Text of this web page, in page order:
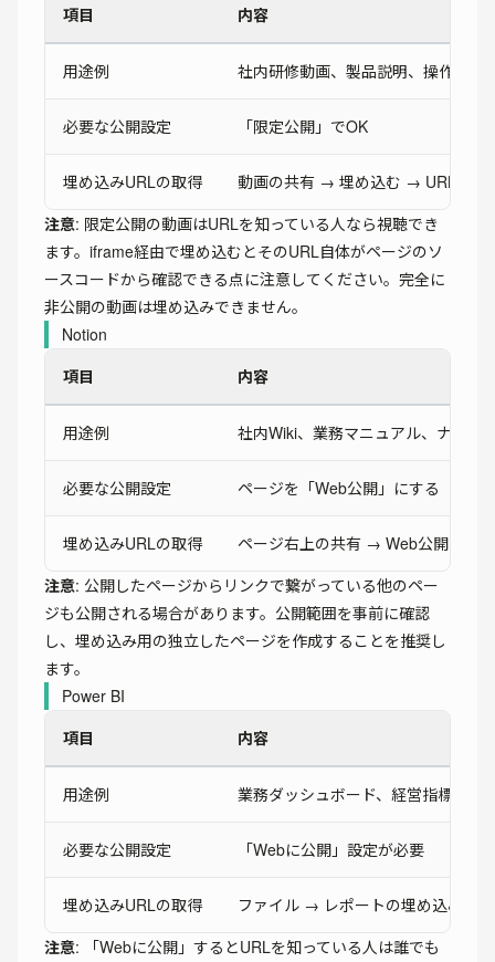
項目
内容
用途例 社内研修動画、製品説明、操作マニ
必要な公開設定 「限定公開」でOK
埋め込みURLの取得
動画の共有 → 埋め込む → URLをコ
注意: 限定公開の動画はURLを知っている人なら視聴でき
ます。iframe経由で埋め込むとそのURL自体がページのソ
ースコードから確認できる点に注意してください。完全に
非公開の動画は埋め込みできません。
Notion
項目
内容
用途例 社内Wiki、業務マニュアル、ナレッ
必要な公開設定 ページを「Web公開」にする
埋め込みURLの取得
ページ右上の共有 → Web公開 → リ
注意: 公開したページからリンクで繋がっている他のペー
ジも公開される場合があります。公開範囲を事前に確認
し、埋め込み用の独立したページを作成することを推奨し
ます。
Power BI
項目
内容
用途例 業務ダッシュボード、経営指標、デ
必要な公開設定 「Webに公開」設定が必要
埋め込みURLの取得
ファイル → レポートの埋め込み →
注意: 「Webに公開」するとURLを知っている人は誰でも